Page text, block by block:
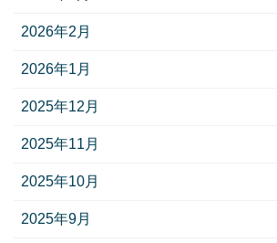
2026年2月
2026年1月
2025年12月
2025年11月
2025年10月
2025年9月